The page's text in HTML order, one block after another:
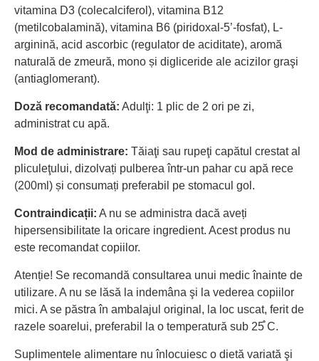
vitamina D3 (colecalciferol), vitamina B12
(metilcobalamină), vitamina B6 (piridoxal-5’-fosfat), L-
arginină, acid ascorbic (regulator de aciditate), aromă
naturală de zmeură, mono și digliceride ale acizilor graşi
(antiaglomerant).
Doză recomandată: Adulţi: 1 plic de 2 ori pe zi,
administrat cu apă.
Mod de administrare: Tăiaţi sau rupeţi capătul crestat al
pliculeţului, dizolvați pulberea într-un pahar cu apă rece
(200ml) și consumați preferabil pe stomacul gol.
Contraindicații: A nu se administra dacă aveți
hipersensibilitate la oricare ingredient. Acest produs nu
este recomandat copiilor.
Atenție! Se recomandă consultarea unui medic înainte de
utilizare. A nu se lăsă la indemâna şi la vederea copiilor
mici. A se păstra în ambalajul original, la loc uscat, ferit de
razele soarelui, preferabil la o temperatură sub 25֯ C.
Suplimentele alimentare nu înlocuiesc o dietă variată şi